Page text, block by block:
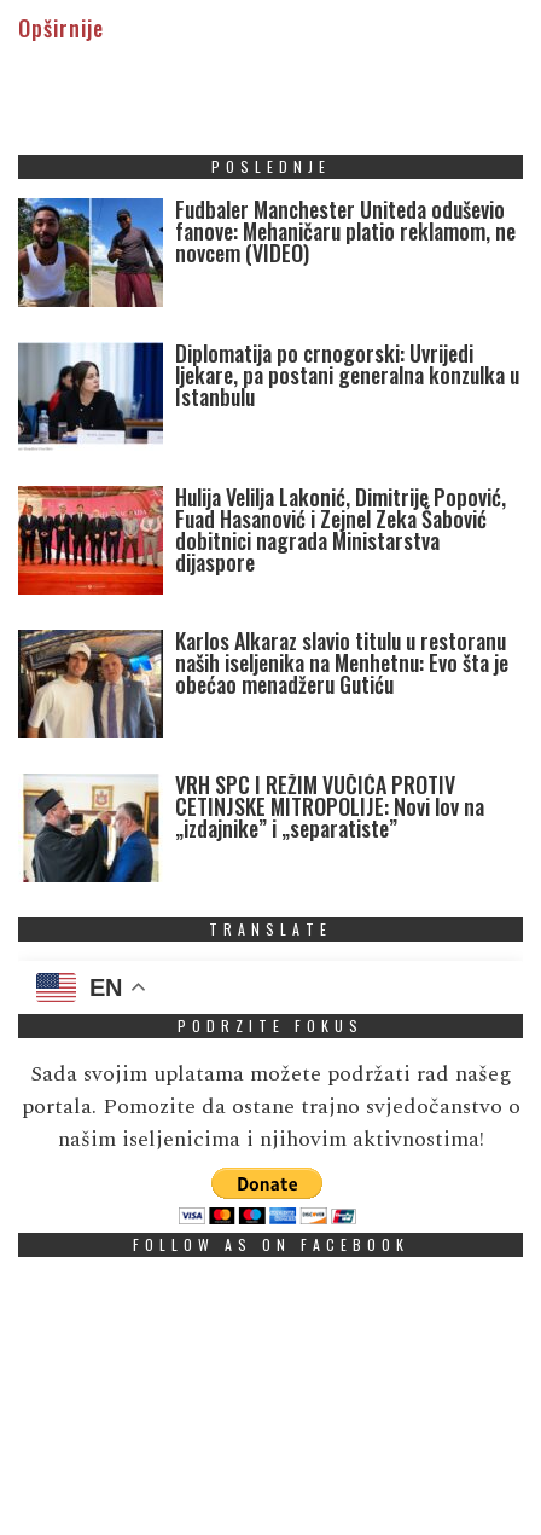
Opširnije
POSLEDNJE
Fudbaler Manchester Uniteda oduševio
fanove: Mehaničaru platio reklamom, ne
novcem (VIDEO)
Diplomatija po crnogorski: Uvrijedi
ljekare, pa postani generalna konzulka u
Istanbulu
Hulija Velilja Lakonić, Dimitrije Popović,
Fuad Hasanović i Zejnel Zeka Šabović
dobitnici nagrada Ministarstva
dijaspore
Karlos Alkaraz slavio titulu u restoranu
naših iseljenika na Menhetnu: Evo šta je
obećao menadžeru Gutiću
VRH SPC I REŽIM VUČIĆA PROTIV
CETINJSKE MITROPOLIJE: Novi lov na
„izdajnike” i „separatiste”
TRANSLATE
EN
PODRZITE FOKUS
Sada svojim uplatama možete podržati rad našeg
portala. Pomozite da ostane trajno svjedočanstvo o
našim iseljenicima i njihovim aktivnostima!
FOLLOW AS ON FACEBOOK